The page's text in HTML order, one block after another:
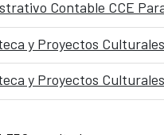
Contable CCE
y Proyectos Culturales
y Proyectos Culturales